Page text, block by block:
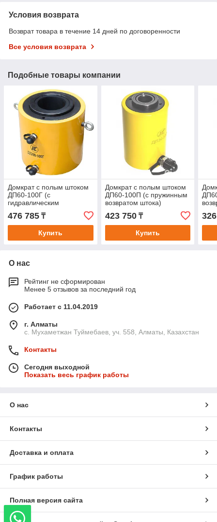
Условия возврата
Возврат товара в течение 14 дней по договоренности
Все условия возврата
Подобные товары компании
Домкрат с полым штоком
ДП60-100Г (с
гидравлическим
возвратом)
476 785 ₸
Купить
Домкрат с полым штоком
ДП60-100П (с пружинным
возвратом штока)
423 750₸
Купить
О нас
Рейтинг не сформирован
Менее 5 отзывов за последний год
Работает с 11.04.2019
г. Алматы
с. Мухаметжан Туймебаев, уч. 558, Алматы, Казахстан
Контакты
Сегодня выходной
Показать весь график работы
О нас
Контакты
Доставка и оплата
График работы
Полная версия сайта